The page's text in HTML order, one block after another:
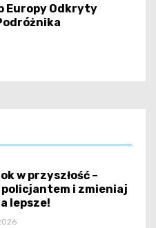
Europy Odkryty
w przyszłość –
i zmieniaj
lepsze!